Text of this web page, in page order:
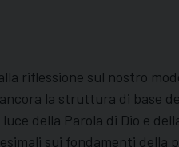
riflessione sul nostro
la struttura di base
della Parola di Dio e
sui fondamenti